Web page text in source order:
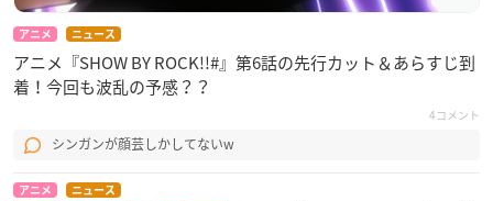
アニメ ニュース
アニメ『SHOW BY ROCK!!#』第6話の先行カット＆あらすじ到
着！今回も波乱の予感？？
4コメント
シンガンが顔芸しかしてないw
アニメ ニュース